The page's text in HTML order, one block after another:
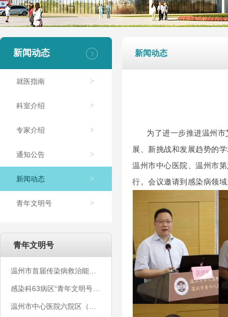
新闻动态
就医指南 >
科室介绍 >
专家介绍 >
通知公告 >
新闻动态 >
青年文明号 >
青年文明号
新闻动态
为了进一步推进温州
展、新挑战和发展趋势的
温州市中心医院、温州市
行。会议邀请到感染病领